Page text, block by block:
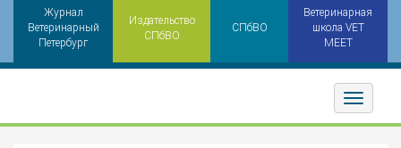
Журнал
Ветеринарный
Петербург
Издательство
СПбВО
СПбВО
Ветеринарная
школа VET
MEET
Toggler